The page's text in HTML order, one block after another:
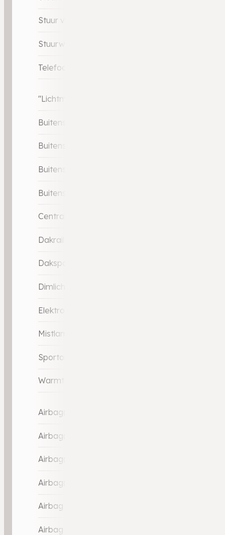
Stuur verstelbaar
Stuurwiel multifunctioneel
Telefoonintegratie premium
"Lichtmetalen velgen 16"""
Buitenspiegels elektrisch inklapbaar
Buitenspiegels elektrisch verstelbaar
Buitenspiegels met verlichting
Buitenspiegels verwarmbaar
Centrale deurvergrendeling met
Dakrails
Dakspoiler
Dimlichten automatisch
Elektronisch sperdifferentieel
Mistlampen adaptief
Sportonderstel
Warmtewerend glas
Airbag(s) hoofd achter
Airbag(s) hoofd voor
Airbag(s) knie
Airbag(s) side voor
Airbag bestuurder
Airbag passagier